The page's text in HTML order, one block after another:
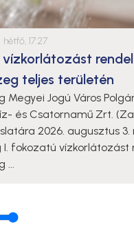
hétfő, 17:27
teljes területén
Megyei Jogú Város
és Csatornamű Zrt.
2026. augusztus 3.
I. fokozatú vízkorlátozást